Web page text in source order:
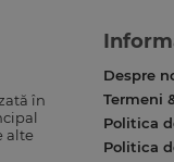
în
alte
Despre
Termeni
Politica
Politica